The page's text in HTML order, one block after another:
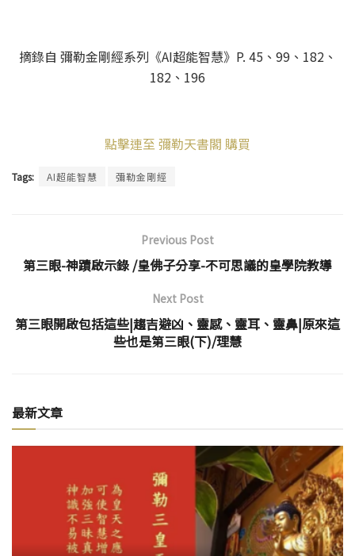
摘錄自 彌勒金剛經系列《AI超能智慧》P. 45、99、182、
182、196
點擊連至 彌勒天書閣 購買
Tags: AI超能智慧 彌勒金剛經
Previous Post
第三眼-神蹟啟示錄 /皇佛子分享-不可思議的皇學院教導
Next Post
第三眼開啟包括這些|趨吉避凶、靈感、靈耳、靈鼻|原來這
些也是第三眼(下)/理慧
最新文章